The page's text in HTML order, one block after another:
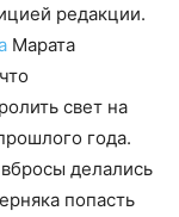
редакции.
Марата
свет на
года.
делались
попасть